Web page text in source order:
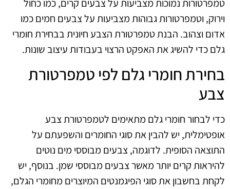
טמפרטורות נמוכות מצביעות על צבעים קרים, כמו כחול
וירוק, וטמפרטורות גבוהות מצביעות על צבעים חמים כמו
אדום וצהוב. הבנת טמפרטורת הצבע חיונית בבחירת חומרי
גלם כדי להשיג את האפקט הרצוי בעבודות עיצוב שונות.
בחירת חומרי גלם לפי טמפרטורת
צבע
כדי לבחור חומרי גלם מתאימים לטמפרטורת צבע
אופטימלית, יש להבין את סוגי החומרים והשפעתם על
התוצאה הסופית. לדוגמה, צבעים מבוססי מים נוטים
להיראות קרים יותר מאשר צבעים מבוססי שמן. בנוסף, יש
לקחת בחשבון את סוגי הפיגמנטים המיוצרים מחומרי הגלם,